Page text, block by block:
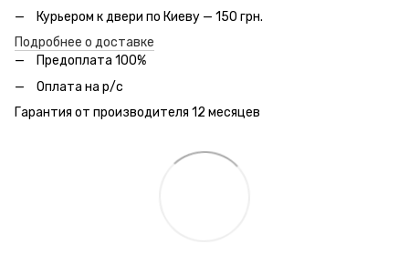
Курьером к двери по Киеву — 150 грн.
Подробнее о доставке
Предоплата 100%
Оплата на р/с
Гарантия от производителя 12 месяцев